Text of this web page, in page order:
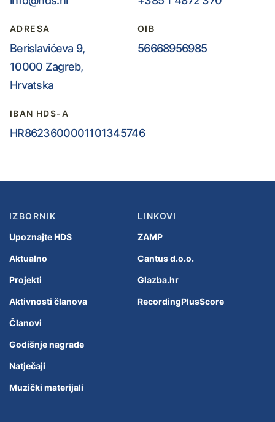
ADRESA
Berislavićeva 9,
10000 Zagreb,
Hrvatska
OIB
56668956985
IBAN HDS-A
HR8623600001101345746
IZBORNIK
Upoznajte HDS
Aktualno
Projekti
Aktivnosti članova
Članovi
Godišnje nagrade
Natječaji
Muzički materijali
LINKOVI
ZAMP
Cantus d.o.o.
Glazba.hr
RecordingPlusScore